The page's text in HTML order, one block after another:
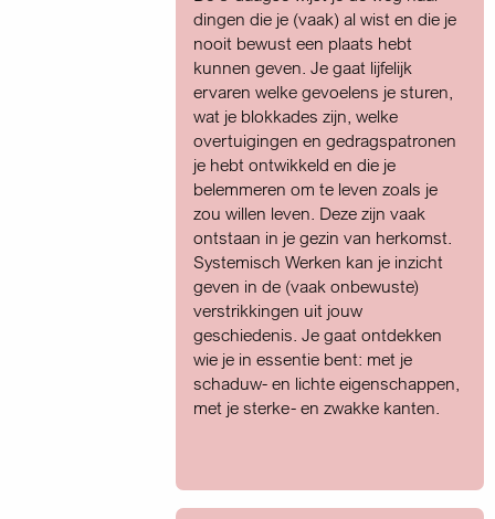
dingen die je (vaak) al wist en die je
nooit bewust een plaats hebt
kunnen geven. Je gaat lijfelijk
ervaren welke gevoelens je sturen,
wat je blokkades zijn, welke
overtuigingen en gedragspatronen
je hebt ontwikkeld en die je
belemmeren om te leven zoals je
zou willen leven. Deze zijn vaak
ontstaan in je gezin van herkomst.
Systemisch Werken kan je inzicht
geven in de (vaak onbewuste)
verstrikkingen uit jouw
geschiedenis. Je gaat ontdekken
wie je in essentie bent: met je
schaduw- en lichte eigenschappen,
met je sterke- en zwakke kanten.